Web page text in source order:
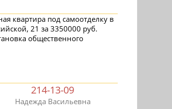
квартира под самоотделку в
21 за 3350000 руб.
общественного
214-13-09
Надежда Васильевна